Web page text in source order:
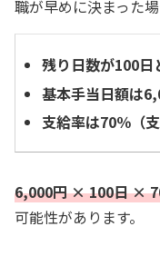
職が早めに決まった場
残り日数が100日
基本手当日額は
支給率は70％（
6,000円 × 100日 ×
可能性があります。